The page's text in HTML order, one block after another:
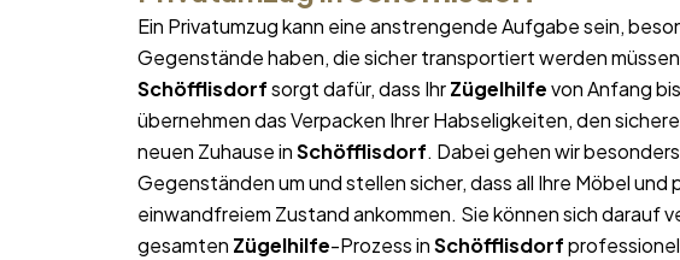
Ein Privatumzug kann eine anstrengende Aufgabe sein,
Gegenstände haben, die sicher transportiert werden
Schöfflisdorfsorgt dafür, dass IhrZügelhilfevon Anfang
übernehmen das Verpacken Ihrer Habseligkeiten, den
neuen Zuhause inSchöfflisdorf. Dabei gehen wir
Gegenständen um und stellen sicher, dass all Ihre Möbel
einwandfreiem Zustand ankommen. Sie können sich darauf
gesamten Zügelhilfe-Prozess inSchöfflisdorf